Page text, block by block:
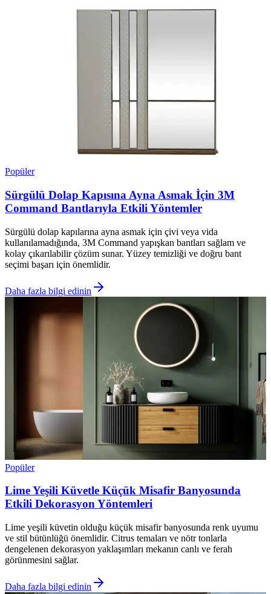
Popüler
Sürgülü Dolap Kapısına Ayna Asmak İçin 3M
Command Bantlarıyla Etkili Yöntemler
Sürgülü dolap kapılarına ayna asmak için çivi veya vida
kullanılamadığında, 3M Command yapışkan bantları sağlam ve
kolay çıkarılabilir çözüm sunar. Yüzey temizliği ve doğru bant
seçimi başarı için önemlidir.
Daha fazla bilgi edinin
Popüler
Lime Yeşili Küvetle Küçük Misafir Banyosunda
Etkili Dekorasyon Yöntemleri
Lime yeşili küvetin olduğu küçük misafir banyosunda renk uyumu
ve stil bütünlüğü önemlidir. Citrus temaları ve nötr tonlarla
dengelenen dekorasyon yaklaşımları mekanın canlı ve ferah
görünmesini sağlar.
Daha fazla bilgi edinin